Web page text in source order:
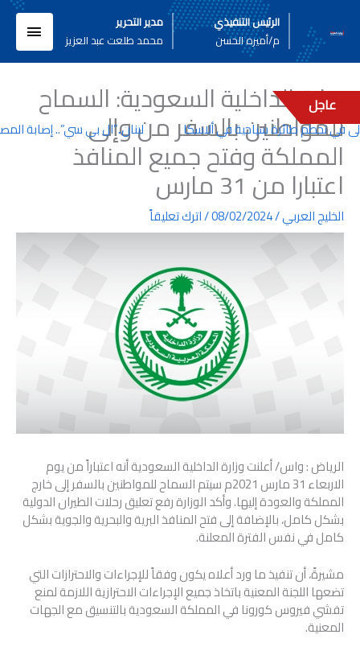
المحتوى
الرئيس التنفيذي
م/أميره الحسن
مدير التحرير
محمد طلعت عبد العزيز
عاجل
لبنان..”ال بي سي”.. إصابة
وزارة الداخلية السعودية: السماح
للمواطنين بالسفر من وإلى
المملكة وفتح جميع المنافذ
اعتبارا من 31 مارس
الخليج العربي/
08/02/2024
/اترك تعليقاً
الرياض : واس/ أعلنت وزارة الداخلية السعودية أنه اعتباراً من يوم
الاربعاء 31 مارس 2021م سيتم السماح للمواطنين بالسفر إلى خارج
المملكة والعودة إليها. وأكد الوزارة رفع تعليق رحلات الطيران الدولية
بشكل كامل، بالإضافة إلى فتح المنافذ البرية والبحرية والجوية بشكل
كامل في نفس الفترة المعلنة.
مشيرةً، أن تنفيذ ما ورد أعلاه يكون وفقاً للإجراءات والاحترازات التي
تضعها اللجنة المعنية باتخاذ جميع الإجراءات الاحترازية اللازمة لمنع
تفشي فيروس كورونا في المملكة السعودية بالتنسيق مع الجهات
المعنية.